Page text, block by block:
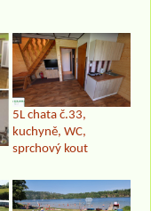
5L chata č.33,
kuchyně, WC,
sprchový kout